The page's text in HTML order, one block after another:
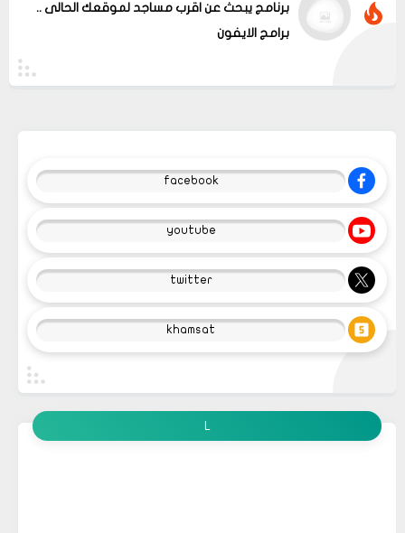
برنامج يبحث عن اقرب مساجد لموقعك الحالى ..
برامج الايفون
facebook
youtube
twitter
khamsat
L